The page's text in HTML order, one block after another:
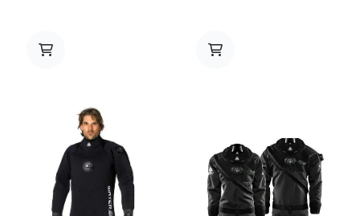
På lager På lager